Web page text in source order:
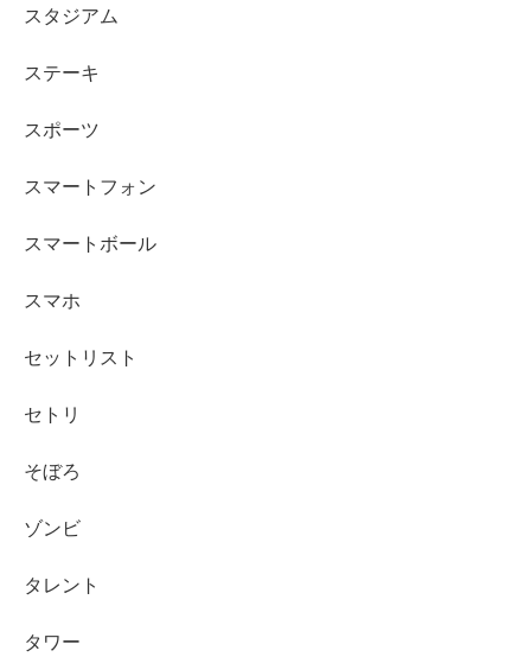
スタジアム
ステーキ
スポーツ
スマートフォン
スマートボール
スマホ
セットリスト
セトリ
そぼろ
ゾンビ
タレント
タワー